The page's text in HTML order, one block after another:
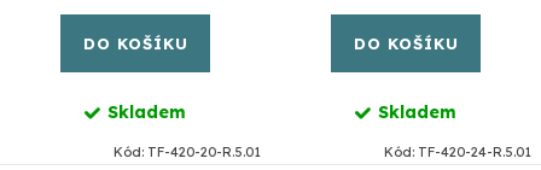
cena:
DO KOŠÍKU
Skladem
Kód: TF-420-20-R.5.01
cena:
DO KOŠÍKU
Skladem
Kód: TF-420-24-R.5.01